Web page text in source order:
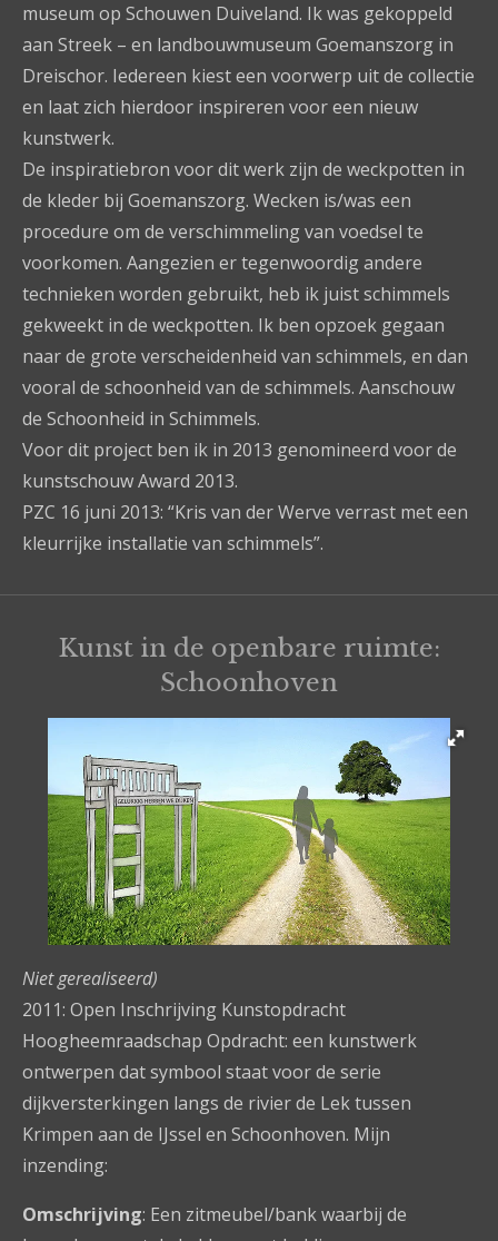
museum op Schouwen Duiveland. Ik was gekoppeld
aan Streek – en landbouwmuseum Goemanszorg in
Dreischor. Iedereen kiest een voorwerp uit de collectie
en laat zich hierdoor inspireren voor een nieuw
kunstwerk.
De inspiratiebron voor dit werk zijn de weckpotten in
de kleder bij Goemanszorg. Wecken is/was een
procedure om de verschimmeling van voedsel te
voorkomen. Aangezien er tegenwoordig andere
technieken worden gebruikt, heb ik juist schimmels
gekweekt in de weckpotten. Ik ben opzoek gegaan
naar de grote verscheidenheid van schimmels, en dan
vooral de schoonheid van de schimmels. Aanschouw
de Schoonheid in Schimmels.
Voor dit project ben ik in 2013 genomineerd voor de
kunstschouw Award 2013.
PZC 16 juni 2013: “Kris van der Werve verrast met een
kleurrijke installatie van schimmels”.
Kunst in de openbare ruimte:
Schoonhoven
Niet gerealiseerd)
2011: Open Inschrijving Kunstopdracht
Hoogheemraadschap Opdracht: een kunstwerk
ontwerpen dat symbool staat voor de serie
dijkversterkingen langs de rivier de Lek tussen
Krimpen aan de IJssel en Schoonhoven. Mijn
inzending:
Omschrijving: Een zitmeubel/bank waarbij de